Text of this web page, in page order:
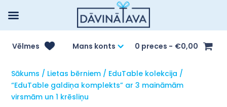
Vēlmes Mans konts 0 preces €0,00
Sākums / Lietas bērniem / EduTable kolekcija /
“EduTable galdiņa komplekts” ar 3 maināmām
virsmām un 1 krēsliņu